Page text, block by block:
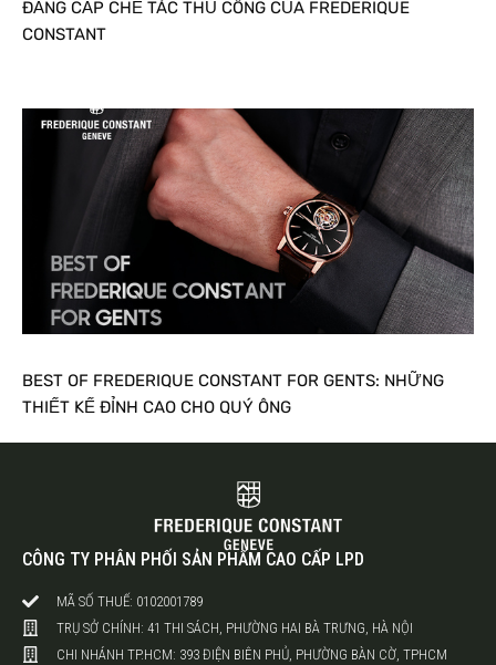
ĐẲNG CẤP CHẾ TÁC THỦ CÔNG CỦA FREDERIQUE
CONSTANT
BEST OF FREDERIQUE CONSTANT FOR GENTS: NHỮNG
THIẾT KẾ ĐỈNH CAO CHO QUÝ ÔNG
CÔNG TY PHÂN PHỐI SẢN PHẨM CAO CẤP LPD
MÃ SỐ THUẾ: 0102001789
TRỤ SỞ CHÍNH: 41 THI SÁCH, PHƯỜNG HAI BÀ TRƯNG, HÀ NỘI
CHI NHÁNH TP.HCM: 393 ĐIỆN BIÊN PHỦ, PHƯỜNG BÀN CỜ, TPHCM